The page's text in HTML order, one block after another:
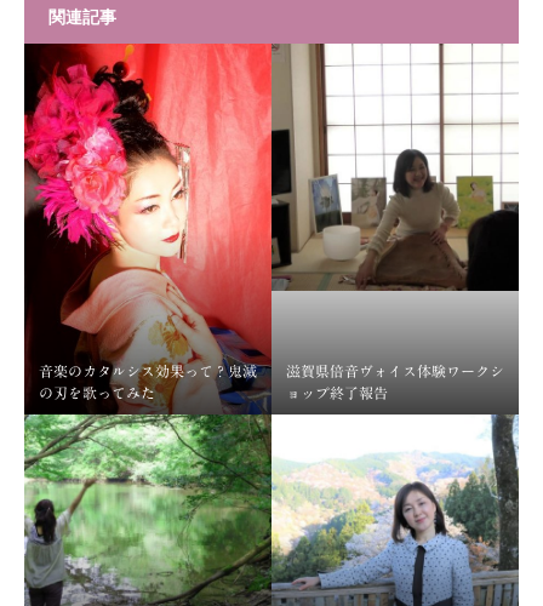
関連記事
音楽のカタルシス効果って？鬼滅
の刃を歌ってみた
滋賀県倍音ヴォイス体験ワークシ
ョップ終了報告